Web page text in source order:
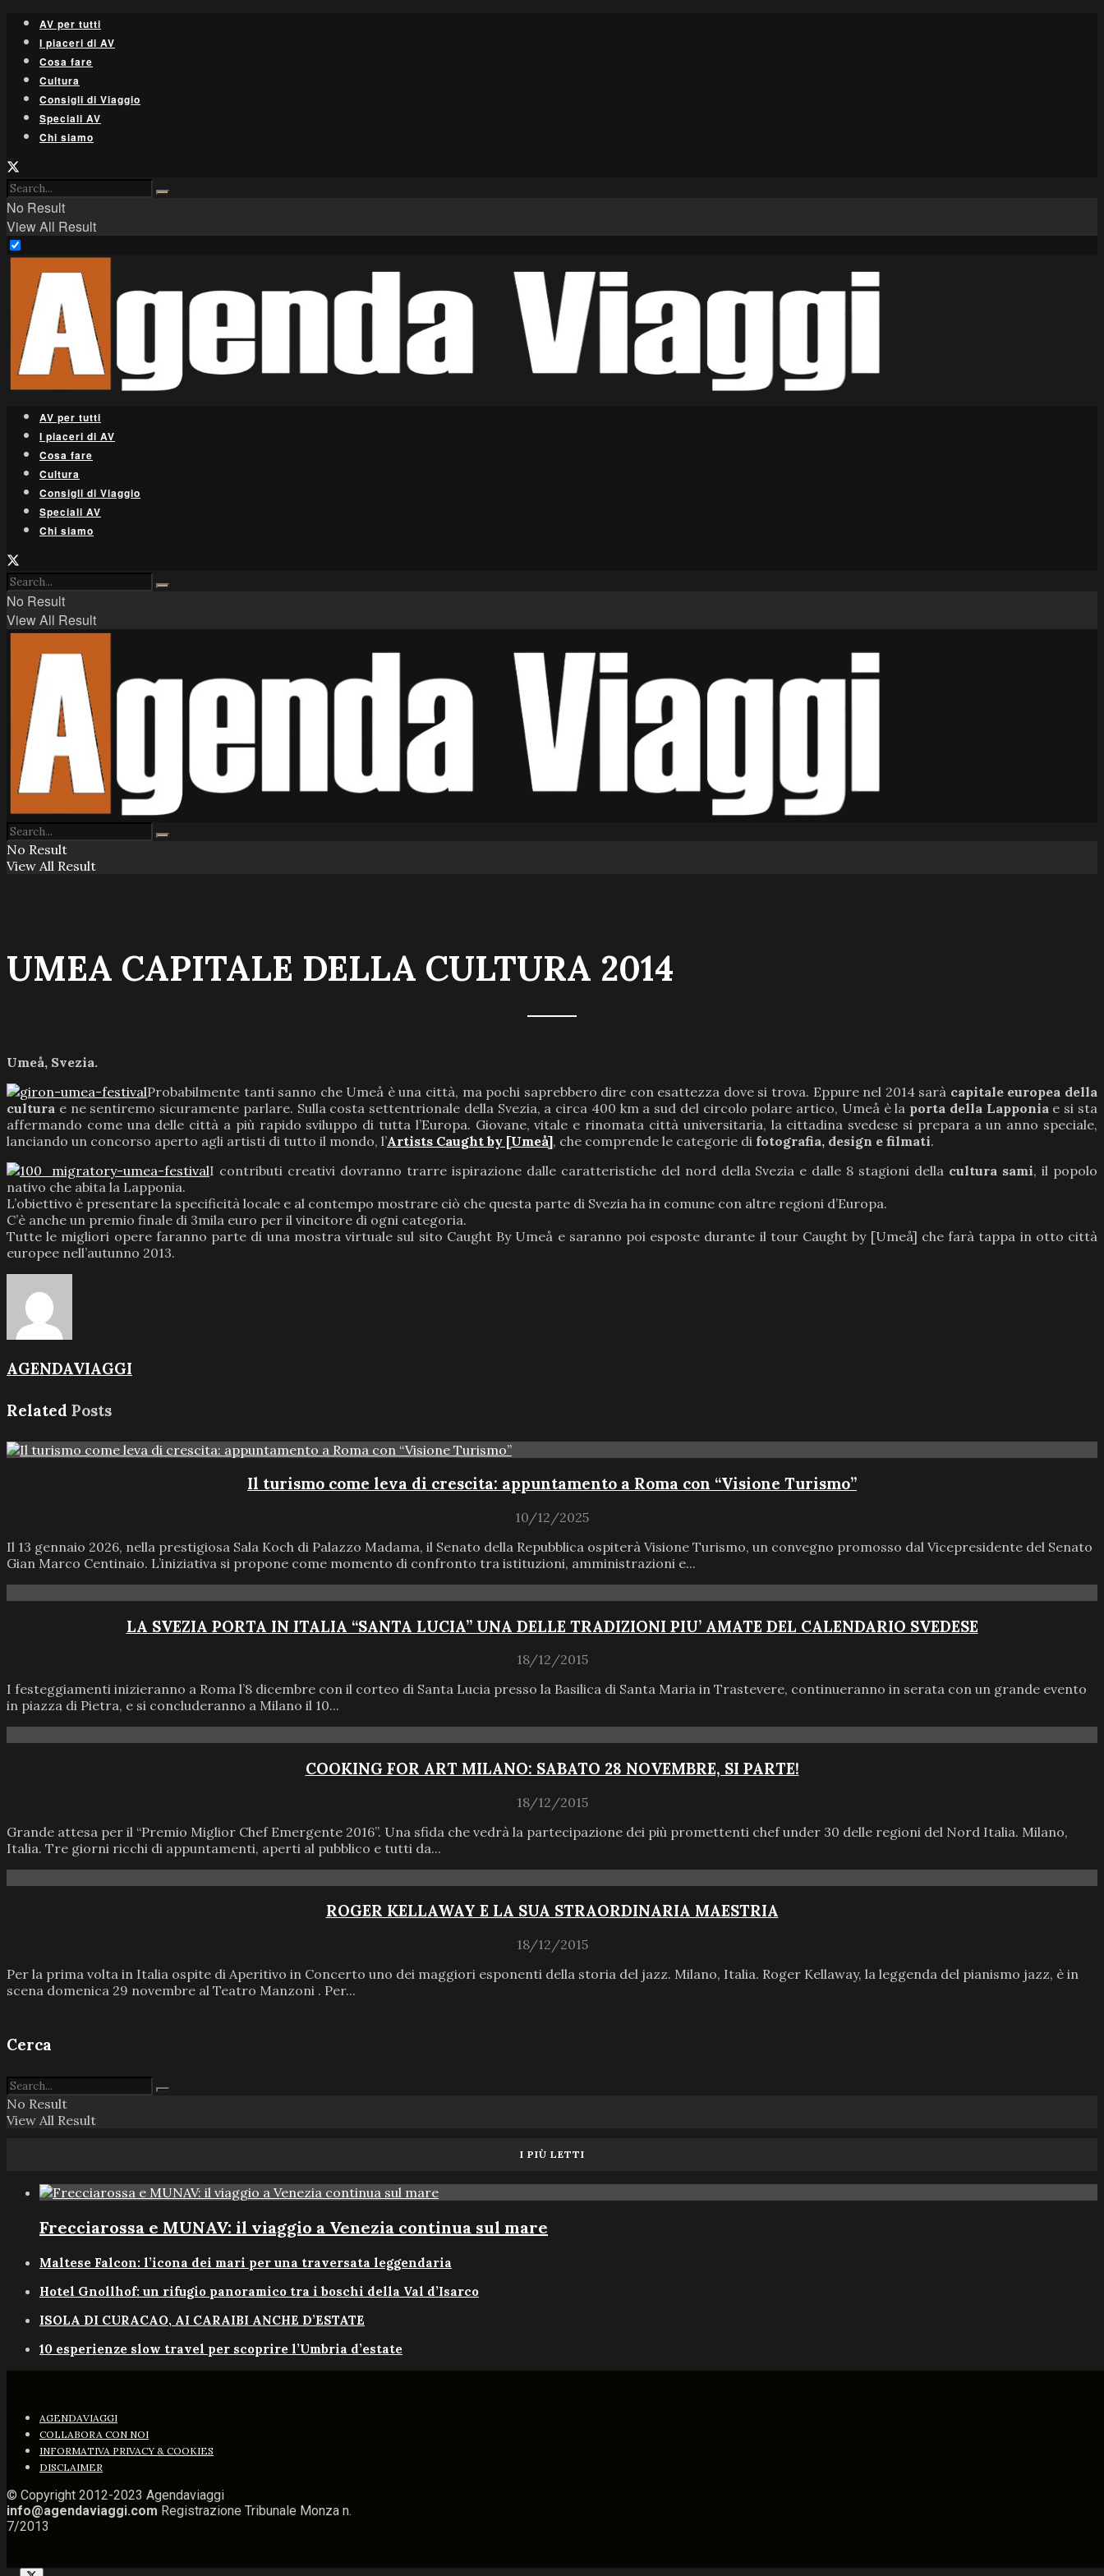
AV per tutti
I piaceri di AV
Cosa fare
Cultura
Consigli di Viaggio
Speciali AV
Chi siamo
No Result
View All Result
AV per tutti
I piaceri di AV
Cosa fare
Cultura
Consigli di Viaggio
Speciali AV
Chi siamo
No Result
View All Result
No Result
View All Result
UMEA CAPITALE DELLA CULTURA 2014
Umeå, Svezia.
Probabilmente tanti sanno che Umeå è una città, ma pochi saprebbero dire con esattezza dove si trova. Eppure nel 2014 sarà capitale europea della
cultura e ne sentiremo sicuramente parlare. Sulla costa settentrionale della Svezia, a circa 400 km a sud del circolo polare artico, Umeå è la porta della Lapponiae si sta
affermando come una delle città a più rapido sviluppo di tutta l’Europa. Giovane, vitale e rinomata città universitaria, la cittadina svedese si prepara a un anno speciale,
lanciando un concorso aperto agli artisti di tutto il mondo, l’Artists Caught by [Umeå], che comprende le categorie di fotografia, design e filmati.
I contributi creativi dovranno trarre ispirazione dalle caratteristiche del nord della Svezia e dalle 8 stagioni della cultura sami, il popolo
nativo che abita la Lapponia.
L’obiettivo è presentare la specificità locale e al contempo mostrare ciò che questa parte di Svezia ha in comune con altre regioni d’Europa.
C’è anche un premio finale di 3mila euro per il vincitore di ogni categoria.
Tutte le migliori opere faranno parte di una mostra virtuale sul sito Caught By Umeå e saranno poi esposte durante il tour Caught by [Umeå] che farà tappa in otto città
europee nell’autunno 2013.
AGENDAVIAGGI
Related Posts
Il turismo come leva di crescita: appuntamento a Roma con “Visione Turismo”
10/12/2025
Il 13 gennaio 2026, nella prestigiosa Sala Koch di Palazzo Madama, il Senato della Repubblica ospiterà Visione Turismo, un convegno promosso dal Vicepresidente del Senato
Gian Marco Centinaio. L’iniziativa si propone come momento di confronto tra istituzioni, amministrazioni e...
LA SVEZIA PORTA IN ITALIA “SANTA LUCIA” UNA DELLE TRADIZIONI PIU’ AMATE DEL CALENDARIO SVEDESE
18/12/2015
I festeggiamenti inizieranno a Roma l’8 dicembre con il corteo di Santa Lucia presso la Basilica di Santa Maria in Trastevere, continueranno in serata con un grande evento
in piazza di Pietra, e si concluderanno a Milano il 10...
COOKING FOR ART MILANO: SABATO 28 NOVEMBRE, SI PARTE!
18/12/2015
Grande attesa per il “Premio Miglior Chef Emergente 2016”. Una sfida che vedrà la partecipazione dei più promettenti chef under 30 delle regioni del Nord Italia. Milano,
Italia. Tre giorni ricchi di appuntamenti, aperti al pubblico e tutti da...
ROGER KELLAWAY E LA SUA STRAORDINARIA MAESTRIA
18/12/2015
Per la prima volta in Italia ospite di Aperitivo in Concerto uno dei maggiori esponenti della storia del jazz. Milano, Italia. Roger Kellaway, la leggenda del pianismo jazz, è in
scena domenica 29 novembre al Teatro Manzoni . Per...
Cerca
No Result
View All Result
I PIÙ LETTI
Frecciarossa e MUNAV: il viaggio a Venezia continua sul mare
Maltese Falcon: l’icona dei mari per una traversata leggendaria
Hotel Gnollhof: un rifugio panoramico tra i boschi della Val d’Isarco
ISOLA DI CURACAO, AI CARAIBI ANCHE D’ESTATE
10 esperienze slow travel per scoprire l’Umbria d’estate
AGENDAVIAGGI
COLLABORA CON NOI
INFORMATIVA PRIVACY & COOKIES
DISCLAIMER
© Copyright 2012-2023 Agendaviaggi
info@agendaviaggi.com Registrazione Tribunale Monza n.
7/2013